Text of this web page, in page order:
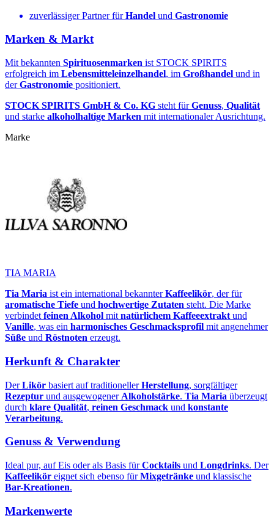
zuverlässiger Partner fürHandel und Gastronomie
Marken & Markt
Mit bekannten Spirituosenmarken ist STOCK SPIRITS
erfolgreich im Lebensmitteleinzelhandel, im Großhandel und in
derGastronomie positioniert.
STOCK SPIRITS GmbH & Co. KG steht fürGenuss, Qualität
und starke alkoholhaltige Marken mit internationaler Ausrichtung.
Marke
TIA MARIA
Tia Maria ist ein international bekannterKaffeelikör, der für
aromatische Tiefe und hochwertige Zutaten steht. Die Marke
verbindet feinen Alkohol mit natürlichem Kaffeeextrakt und
Vanille, was ein harmonisches Geschmacksprofil mit angenehmer
Süße und Röstnoten erzeugt.
Herkunft & Charakter
DerLikör basiert auf traditionellerHerstellung, sorgfältiger
Rezeptur und ausgewogener Alkoholstärke. Tia Maria überzeugt
durch klare Qualität, reinen Geschmack und konstante
Verarbeitung.
Genuss & Verwendung
Ideal pur, auf Eis oder als Basis fürCocktails und Longdrinks. Der
Kaffeelikör eignet sich ebenso fürMixgetränke und klassische
Bar-Kreationen.
Markenwerte